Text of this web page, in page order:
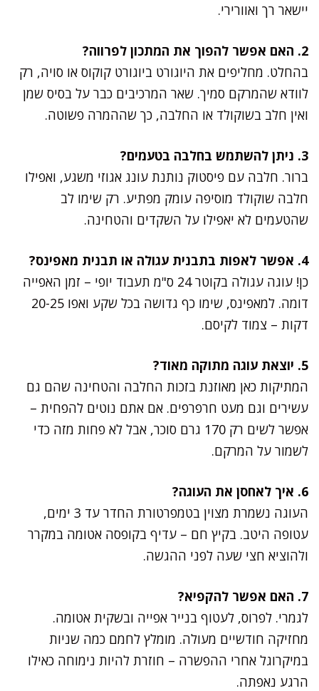
יישאר רך ואוורירי.
2. האם אפשר להפוך את המתכון לפרווה?
בהחלט. מחליפים את היוגורט ביוגורט קוקוס או סויה, רק
לוודא שהמרקם סמיך. שאר המרכיבים כבר על בסיס שמן
ואין חלב בשוקולד או החלבה, כך שההמרה פשוטה.
3. ניתן להשתמש בחלבה בטעמים?
ברור. חלבה עם פיסטוק נותנת עונג אגוזי משגע, ואפילו
חלבה שוקולד מוסיפה עומק מפתיע. רק שימו לב
שהטעמים לא יאפילו על השקדים והטחינה.
4. אפשר לאפות בתבנית עגולה או תבנית מאפינס?
כן! עוגה עגולה בקוטר 24 ס"מ תעבוד יופי – זמן האפייה
דומה. למאפינס, שימו כף גדושה בכל שקע ואפו 20-25
דקות – צמוד לקיסם.
5. יוצאת עוגה מתוקה מאוד?
המתיקות כאן מאוזנת בזכות החלבה והטחינה שהם גם
עשירים וגם מעט חרפרפים. אם אתם נוטים להפחית –
אפשר לשים רק 170 גרם סוכר, אבל לא פחות מזה כדי
לשמור על המרקם.
6. איך לאחסן את העוגה?
העוגה נשמרת מצוין בטמפרטורת החדר עד 3 ימים,
עטופה היטב. בקיץ חם – עדיף בקופסה אטומה במקרר
ולהוציא חצי שעה לפני ההגשה.
7. האם אפשר להקפיא?
לגמרי. לפרוס, לעטוף בנייר אפייה ובשקית אטומה.
מחזיקה חודשיים מעולה. מומלץ לחמם כמה שניות
במיקרוגל אחרי ההפשרה – חוזרת להיות נימוחה כאילו
הרגע נאפתה.